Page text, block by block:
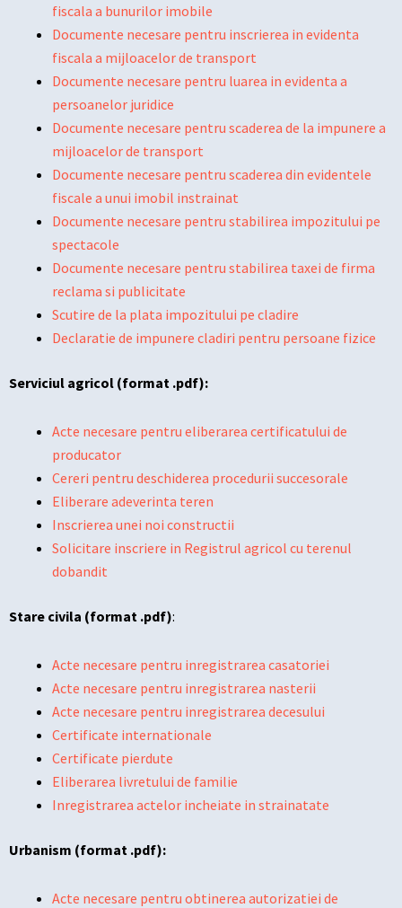
fiscala a bunurilor imobile
Documente necesare pentru inscrierea in evidenta
fiscala a mijloacelor de transport
Documente necesare pentru luarea in evidenta a
persoanelor juridice
Documente necesare pentru scaderea de la impunere a
mijloacelor de transport
Documente necesare pentru scaderea din evidentele
fiscale a unui imobil instrainat
Documente necesare pentru stabilirea impozitului pe
spectacole
Documente necesare pentru stabilirea taxei de firma
reclama si publicitate
Scutire de la plata impozitului pe cladire
Declaratie de impunere cladiri pentru persoane fizice
Serviciul agricol (format .pdf):
Acte necesare pentru eliberarea certificatului de
producator
Cereri pentru deschiderea procedurii succesorale
Eliberare adeverinta teren
Inscrierea unei noi constructii
Solicitare inscriere in Registrul agricol cu terenul
dobandit
Stare civila (format .pdf):
Acte necesare pentru inregistrarea casatoriei
Acte necesare pentru inregistrarea nasterii
Acte necesare pentru inregistrarea decesului
Certificate internationale
Certificate pierdute
Eliberarea livretului de familie
Inregistrarea actelor incheiate in strainatate
Urbanism (format .pdf):
Acte necesare pentru obtinerea autorizatiei de